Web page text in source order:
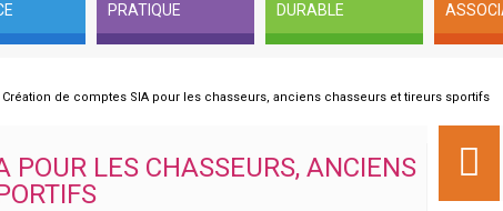
PRATIQUE
DURABLE
Création de comptes SIA pour les chasseurs, anciens chasseurs et tireurs sportifs
POUR LES CHASSEURS, ANCIENS